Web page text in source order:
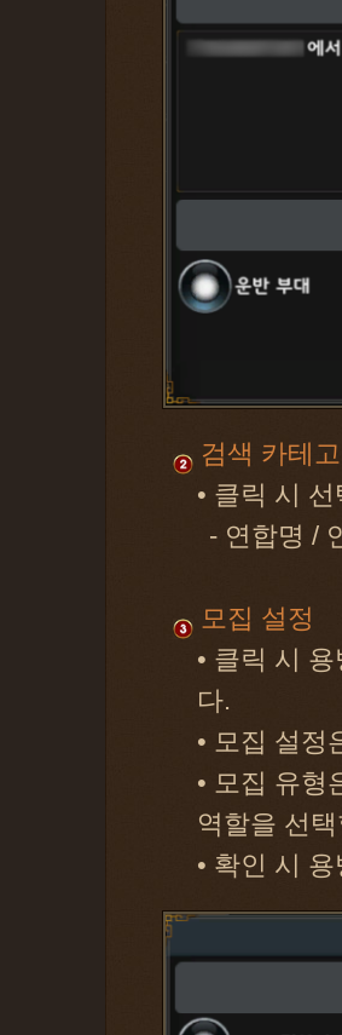
검색 카테
• 클릭 시
- 연합명 /
모집 설정
• 클릭 시
다.
• 모집 설정
• 모집 유형
역할을 선
• 확인 시